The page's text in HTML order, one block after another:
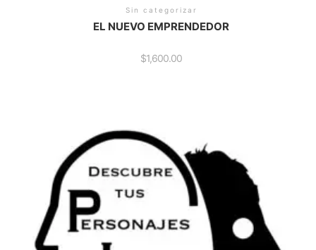
Sin categorizar
EL NUEVO EMPRENDEDOR
$1,600.00